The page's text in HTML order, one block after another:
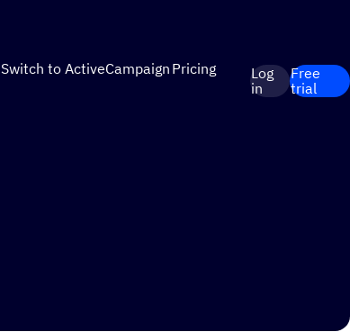
Switch to ActiveCampaign Pricing
Log
in
Free
trial